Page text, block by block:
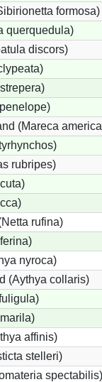
formosa)
querquedula)
discors)
(Mareca
rubripes)
rufina)
nyroca)
(Aythya collaris)
affinis)
stelleri)
spectabilis)